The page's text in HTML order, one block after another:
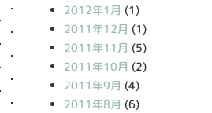
2012年1月 (1)
2011年12月 (1)
2011年11月 (5)
2011年10月 (2)
2011年9月 (4)
2011年8月 (6)